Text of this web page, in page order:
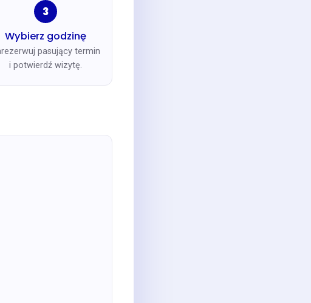
3
Wybierz godzinę
pasujący termin
i potwierdź wizytę.